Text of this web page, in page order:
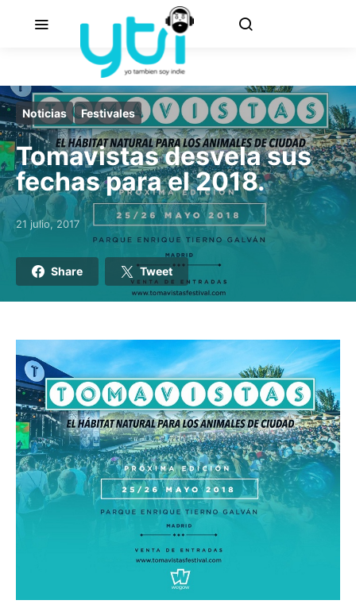
Noticias Festivales
Tomavistas desvela sus
fechas para el 2018.
Posted on
21 julio, 2017
Share Tweet